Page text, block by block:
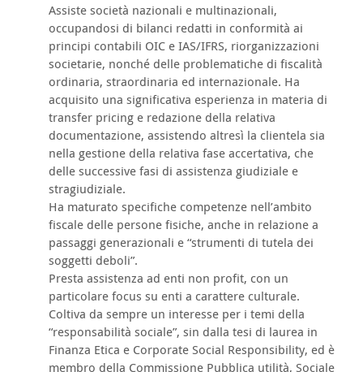
Assiste società nazionali e multinazionali,
occupandosi di bilanci redatti in conformità ai
principi contabili OIC e IAS/IFRS, riorganizzazioni
societarie, nonché delle problematiche di fiscalità
ordinaria, straordinaria ed internazionale. Ha
acquisito una significativa esperienza in materia di
transfer pricing e redazione della relativa
documentazione, assistendo altresì la clientela sia
nella gestione della relativa fase accertativa, che
delle successive fasi di assistenza giudiziale e
stragiudiziale.
Ha maturato specifiche competenze nell’ambito
fiscale delle persone fisiche, anche in relazione a
passaggi generazionali e “strumenti di tutela dei
soggetti deboli”.
Presta assistenza ad enti non profit, con un
particolare focus su enti a carattere culturale.
Coltiva da sempre un interesse per i temi della
“responsabilità sociale”, sin dalla tesi di laurea in
Finanza Etica e Corporate Social Responsibility, ed è
membro della Commissione Pubblica utilità, Sociale